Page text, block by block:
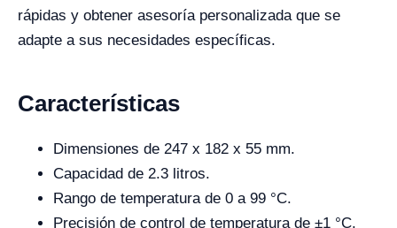
rápidas y obtener asesoría personalizada que se
adapte a sus necesidades específicas.
Características
Dimensiones de 247 x 182 x 55 mm.
Capacidad de 2.3 litros.
Rango de temperatura de 0 a 99 °C.
Precisión de control de temperatura de ±1 °C.